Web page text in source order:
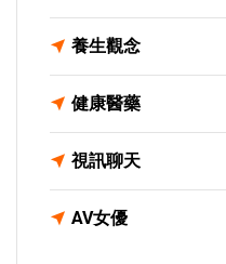
養生觀念
健康醫藥
視訊聊天
AV女優